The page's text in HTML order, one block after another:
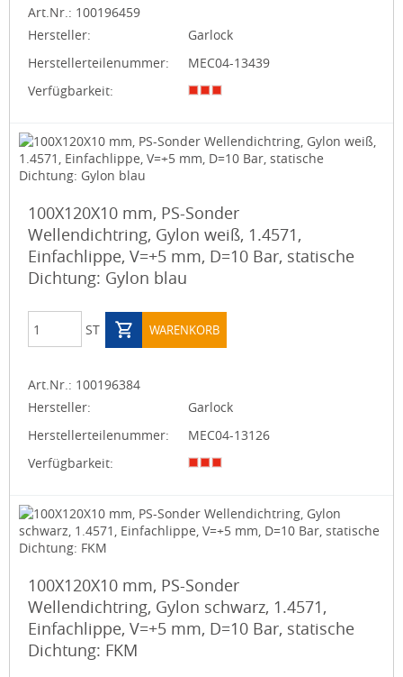
Art.Nr.: 100196459
Hersteller:
Garlock
Herstellerteilenummer:
MEC04-13439
Verfügbarkeit:
100X120X10 mm, PS-Sonder
Wellendichtring, Gylon weiß, 1.4571,
Einfachlippe, V=+5 mm, D=10 Bar, statische
Dichtung: Gylon blau
ST WARENKORB
Art.Nr.: 100196384
Hersteller:
Garlock
Herstellerteilenummer:
MEC04-13126
Verfügbarkeit:
100X120X10 mm, PS-Sonder
Wellendichtring, Gylon schwarz, 1.4571,
Einfachlippe, V=+5 mm, D=10 Bar, statische
Dichtung: FKM